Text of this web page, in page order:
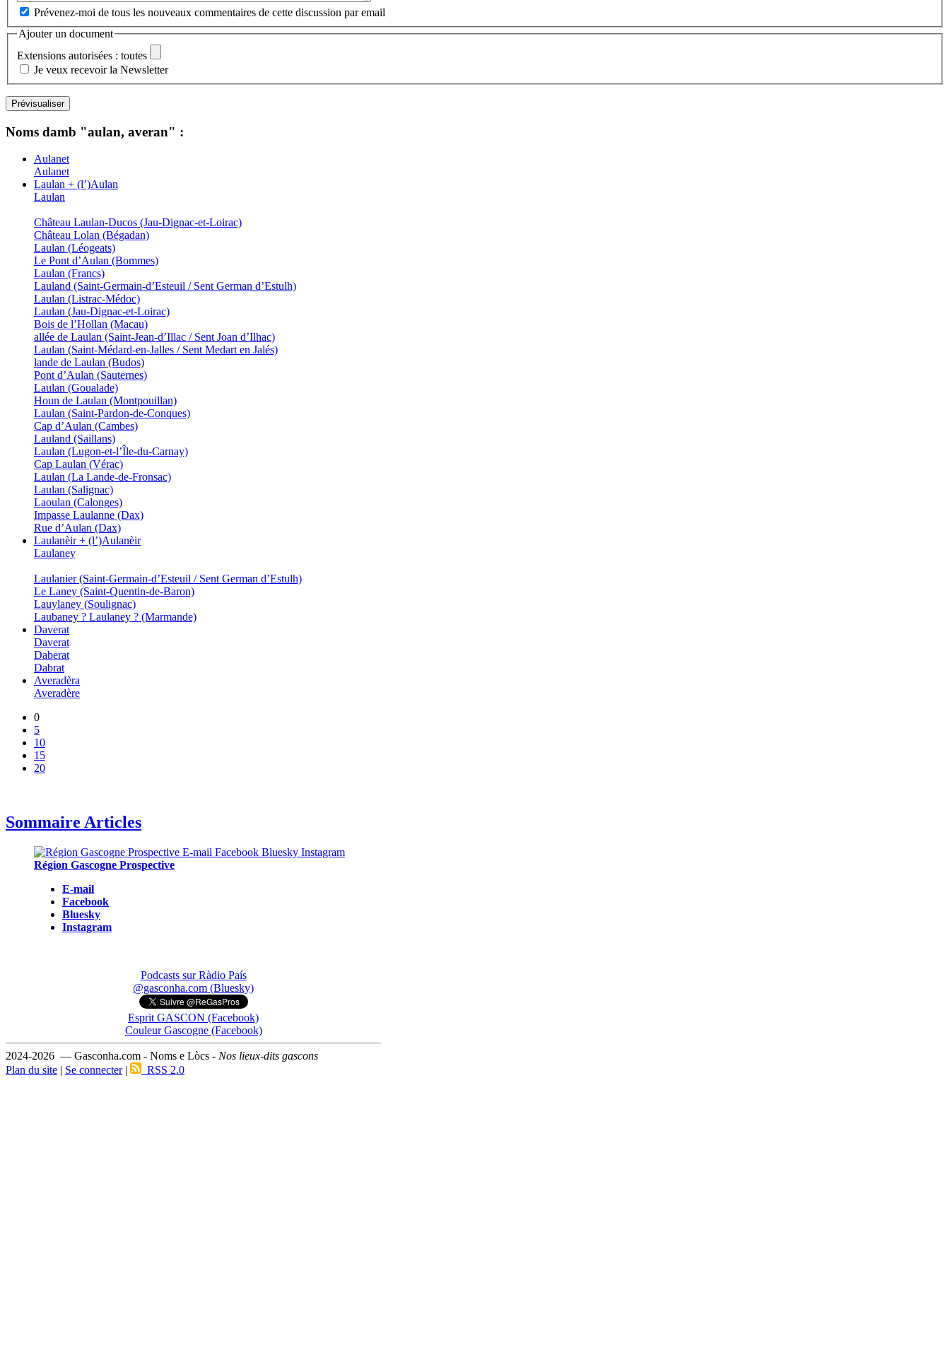
Prévenez-moi de tous les nouveaux commentaires de cette discussion par email
Ajouter un document
Extensions autorisées : toutes
Je veux recevoir la Newsletter
Noms damb "aulan, averan" :
Aulanet
Aulanet
Laulan + (l’)Aulan
Laulan
Château Laulan-Ducos (Jau-Dignac-et-Loirac)
Château Lolan (Bégadan)
Laulan (Léogeats)
Le Pont d’Aulan (Bommes)
Laulan (Francs)
Lauland (Saint-Germain-d’Esteuil / Sent German d’Estulh)
Laulan (Listrac-Médoc)
Laulan (Jau-Dignac-et-Loirac)
Bois de l’Hollan (Macau)
allée de Laulan (Saint-Jean-d’Illac / Sent Joan d’Ilhac)
Laulan (Saint-Médard-en-Jalles / Sent Medart en Jalés)
lande de Laulan (Budos)
Pont d’Aulan (Sauternes)
Laulan (Goualade)
Houn de Laulan (Montpouillan)
Laulan (Saint-Pardon-de-Conques)
Cap d’Aulan (Cambes)
Lauland (Saillans)
Laulan (Lugon-et-l’Île-du-Carnay)
Cap Laulan (Vérac)
Laulan (La Lande-de-Fronsac)
Laulan (Salignac)
Laoulan (Calonges)
Impasse Laulanne (Dax)
Rue d’Aulan (Dax)
Laulanèir + (l’)Aulanèir
Laulaney
Laulanier (Saint-Germain-d’Esteuil / Sent German d’Estulh)
Le Laney (Saint-Quentin-de-Baron)
Lauylaney (Soulignac)
Laubaney ? Laulaney ? (Marmande)
Daverat
Daverat
Daberat
Dabrat
Averadèra
Averadère
0
5
10
15
20
Sommaire Articles
Région Gascogne Prospective
E-mail
Facebook
Bluesky
Instagram
Podcasts sur Ràdio País
@gasconha.com (Bluesky)
Esprit GASCON (Facebook)
Couleur Gascogne (Facebook)
2024-2026 — Gasconha.com - Noms e Lòcs - Nos lieux-dits gascons
Plan du site | Se connecter| RSS 2.0